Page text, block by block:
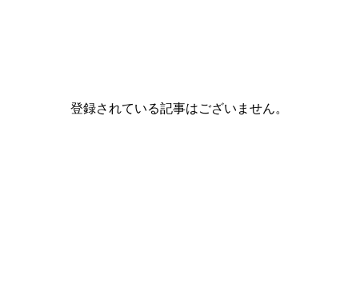
登録されている記事はございません。